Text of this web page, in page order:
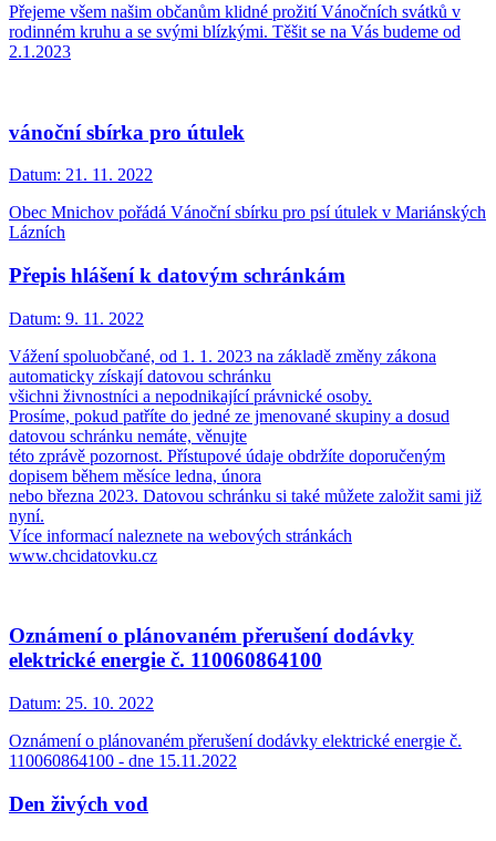
Přejeme všem našim občanům klidné prožití Vánočních svátků v
rodinném kruhu a se svými blízkými. Těšit se na Vás budeme od
2.1.2023
vánoční sbírka pro útulek
Datum: 21. 11. 2022
Obec Mnichov pořádá Vánoční sbírku pro psí útulek v Mariánských
Lázních
Přepis hlášení k datovým schránkám
Datum: 9. 11. 2022
Vážení spoluobčané, od 1. 1. 2023 na základě změny zákona
automaticky získají datovou schránku
všichni živnostníci a nepodnikající právnické osoby.
Prosíme, pokud patříte do jedné ze jmenované skupiny a dosud
datovou schránku nemáte, věnujte
této zprávě pozornost. Přístupové údaje obdržíte doporučeným
dopisem během měsíce ledna, února
nebo března 2023. Datovou schránku si také můžete založit sami již
nyní.
Více informací naleznete na webových stránkách
www.chcidatovku.cz
Oznámení o plánovaném přerušení dodávky
elektrické energie č. 110060864100
Datum: 25. 10. 2022
Oznámení o plánovaném přerušení dodávky elektrické energie č.
110060864100 - dne 15.11.2022
Den živých vod